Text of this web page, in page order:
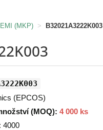
(MKP) > B32021A3222K003
(EPCOS)
(MOQ): 4 000 ks
4000